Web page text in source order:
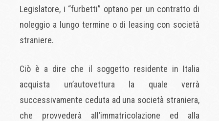
Legislatore, i “furbetti” optano per un contratto di
noleggio a lungo termine o di leasing con società
straniere.
Ciò è a dire che il soggetto residente in Italia
acquista un’autovettura la quale verrà
successivamente ceduta ad una società straniera,
che provvederà all’immatricolazione ed alla